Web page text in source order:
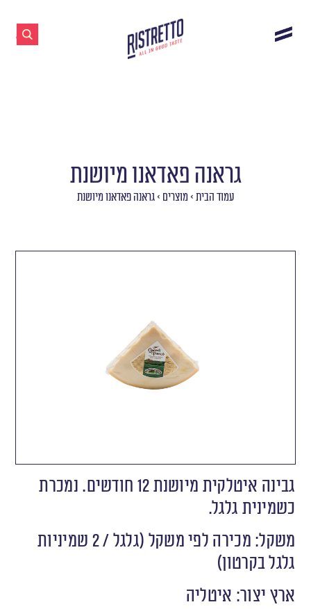
גראנה פאדאנו מיושנת
עמוד הבית >מוצרים >גראנה פאדאנו מיושנת
גבינה איטלקית מיושנת 12 חודשים. נמכרת
כשמינית גלגל.
משקל: מכירה לפי משקל (גלגל / 2 שמיניות
גלגל בקרטון)
ארץ יצור: איטליה